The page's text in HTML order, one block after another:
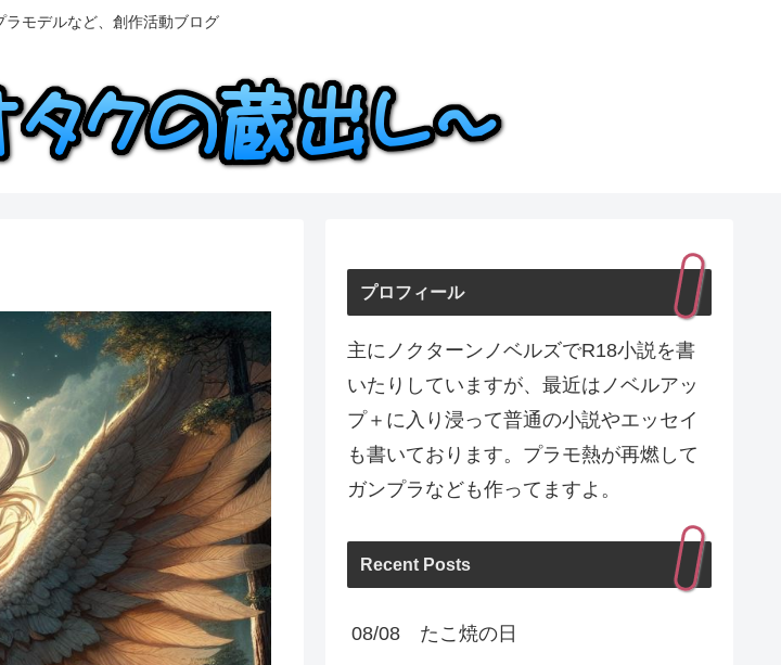
ラモデルなど、創作活動ブログ
プロフィール
主にノクターンノベルズでR18小説を書
いたりしていますが、最近はノベルアッ
プ＋に入り浸って普通の小説やエッセイ
も書いております。プラモ熱が再燃して
ガンプラなども作ってますよ。
Recent Posts
08/08 たこ焼の日